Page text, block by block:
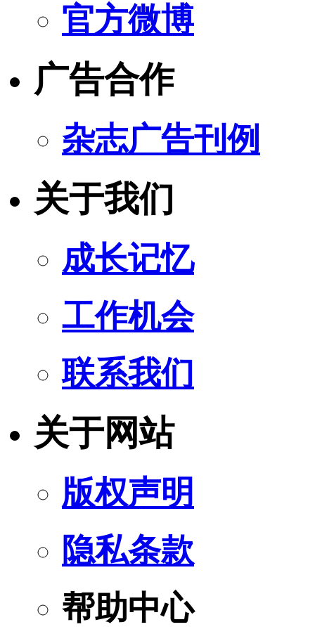
官方微博
广告合作
杂志广告刊例
关于我们
成长记忆
工作机会
联系我们
关于网站
版权声明
隐私条款
帮助中心